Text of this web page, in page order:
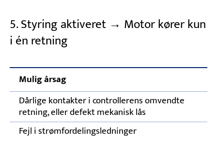
5. Styring aktiveret → Motor kører kun
i én retning
Mulig årsag
Dårlige kontakter i controllerens omvendte
retning, eller defekt mekanisk lås
Fejl i strømfordelingsledninger